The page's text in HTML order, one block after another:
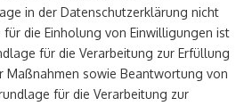
in der Datenschutzerklärung nicht
die Einholung von Einwilligungen ist
für die Verarbeitung zur Erfüllung
Maßnahmen sowie Beantwortung von
für die Verarbeitung zur